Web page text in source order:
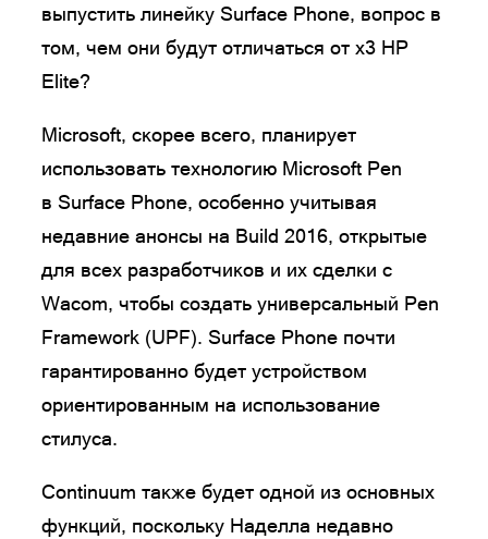
выпустить линейку Surface Phone, вопрос в
том, чем они будут отличаться от х3 HP
Elite?
Microsoft, скорее всего, планирует
использовать технологию Microsoft Pen
в Surface Phone, особенно учитывая
недавние анонсы на Build 2016, открытые
для всех разработчиков и их сделки с
Wacom, чтобы создать универсальный Pen
Framework (UPF). Surface Phone почти
гарантированно будет устройством
ориентированным на использование
стилуса.
Continuum также будет одной из основных
функций, поскольку Наделла недавно